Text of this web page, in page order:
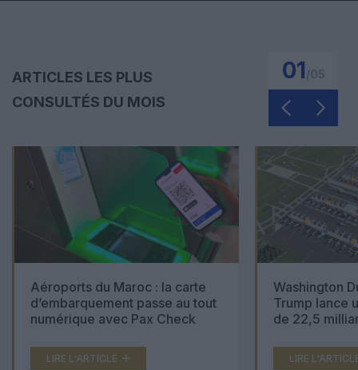
ARTICLES LES PLUS
CONSULTÉS DU MOIS
01
Aéroports du Maroc : la carte
d’embarquement passe au tout
numérique avec Pax Check
LIRE L'ARTICLE
Washington
Trump lance
de 22,5
LIRE